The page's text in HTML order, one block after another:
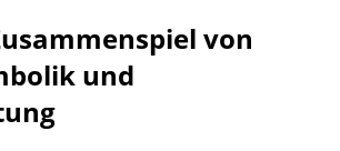
von
und